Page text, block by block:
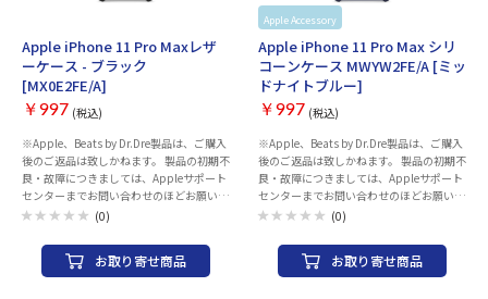
Apple iPhone 11 Pro Maxレザ
ーケース - ブラック
[MX0E2FE/A]
￥997 (税込)
※Apple、Beats by Dr.Dre製品は、ご購入
後のご返品は致しかねます。 製品の初期不
良・故障につきましては、Appleサポート
センターまでお問い合わせのほどお願いい
たします。 製品には保証書が付属致しませ
が必要となりますので、大切に保管くださ
ン 電話番号：0120-27753-5 製品タイプ：
(0)
お取り寄せ商品
Apple Accessory
Apple iPhone 11 Pro Max シリ
コーンケース MWYW2FE/A [ミッ
ドナイトブルー]
￥997 (税込)
※Apple、Beats by Dr.Dre製品は、ご購入
後のご返品は致しかねます。 製品の初期不
良・故障につきましては、Appleサポート
センターまでお問い合わせのほどお願いい
たします。 製品には保証書が付属致しませ
が必要となりますので、大切に保管くださ
い。 AppleCareサービス＆サポートライ
ン 電話番号：0120-27753-5 製品タイプ：
(0)
お取り寄せ商品